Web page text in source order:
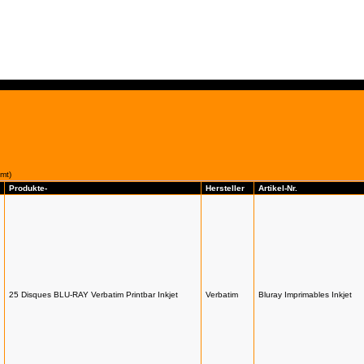
Produkte-
Hersteller Artikel-Nr.
25 Disques BLU-RAY Verbatim Printbar Inkjet Verbatim Bluray Imprimables Inkjet